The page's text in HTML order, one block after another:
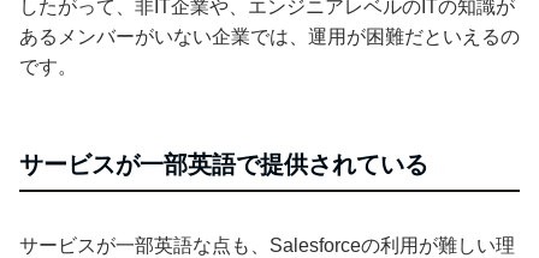
したがって、非IT企業や、エンジニアレベルのITの知識が
あるメンバーがいない企業では、運用が困難だといえるの
です。
サービスが一部英語で提供されている
サービスが一部英語な点も、Salesforceの利用が難しい理